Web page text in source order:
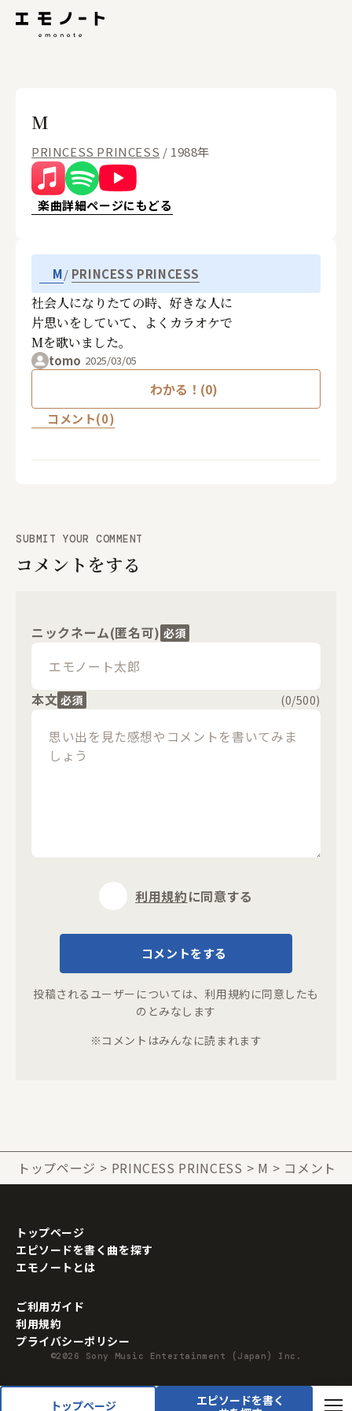
トップページ
エピソードを書く
M
PRINCESS PRINCESS / 1988年
楽曲詳細ページにもどる
M PRINCESS PRINCESS
社会人になりたての時、好きな人に
片思いをしていて、よくカラオケで
Mを歌いました。
tomo 2025/03/05
わかる！(0)
コメント(0)
SUBMIT YOUR COMMENT
コメントをする
ニックネーム(匿名可) 必須
本文 必須 (0/500)
利用規約に同意する
コメントをする
投稿されるユーザーについては、 利用規約に同意したも
のとみなします
※コメントはみんなに読まれます
トップページ PRINCESS PRINCESS M コメント
トップページ
エピソードを書く曲を探す
エモノートとは
ご利用ガイド
利用規約
プライバシーポリシー
©2026 Sony Music Entertainment (Japan) Inc.